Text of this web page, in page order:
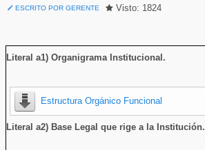
ESCRITO POR GERENTE Visto: 1824
Literal a1) Organigrama Institucional.
Estructura Orgánico Funcional
Literal a2) Base Legal que rige a la Institución.